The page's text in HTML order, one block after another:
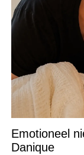
Emotioneel
Danique